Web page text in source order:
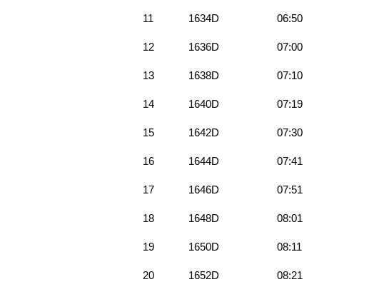
11 1634D 06:50
12 1636D 07:00
13 1638D 07:10
14 1640D 07:19
15 1642D 07:30
16 1644D 07:41
17 1646D 07:51
18 1648D 08:01
19 1650D 08:11
20 1652D 08:21